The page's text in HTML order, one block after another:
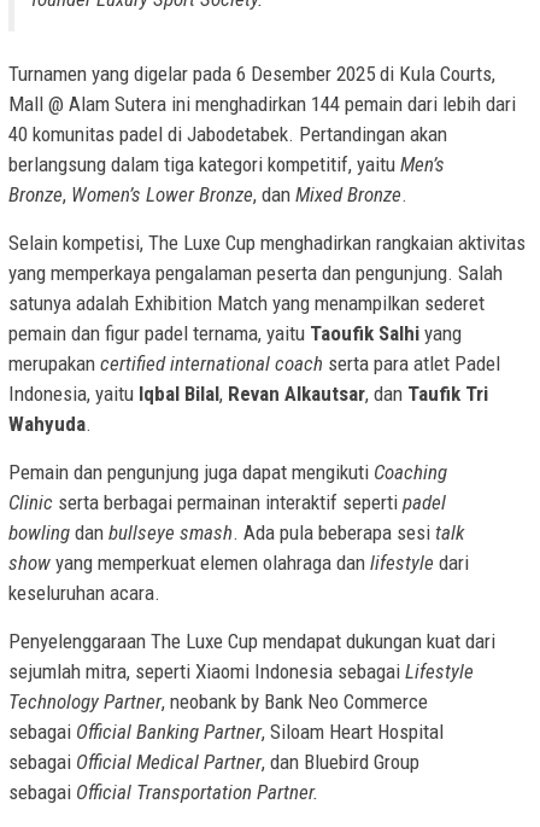
Turnamen yang digelar pada 6 Desember 2025 di Kula Courts,
Mall @ Alam Sutera ini menghadirkan 144 pemain dari lebih dari
40 komunitas padel di Jabodetabek. Pertandingan akan
berlangsung dalam tiga kategori kompetitif, yaitu Men’s
Bronze, Women’s Lower Bronze, dan Mixed Bronze.
Selain kompetisi, The Luxe Cup menghadirkan rangkaian aktivitas
yang memperkaya pengalaman peserta dan pengunjung. Salah
satunya adalah Exhibition Match yang menampilkan sederet
pemain dan figur padel ternama, yaitu Taoufik Salhi yang
merupakan certified international coach serta para atlet Padel
Indonesia, yaitu Iqbal Bilal, Revan Alkautsar, dan Taufik Tri
Wahyuda.
Pemain dan pengunjung juga dapat mengikuti Coaching
Clinic serta berbagai permainan interaktif seperti padel
bowling dan bullseye smash. Ada pula beberapa sesi talk
show yang memperkuat elemen olahraga dan lifestyle dari
keseluruhan acara.
Penyelenggaraan The Luxe Cup mendapat dukungan kuat dari
sejumlah mitra, seperti Xiaomi Indonesia sebagai Lifestyle
Technology Partner, neobank by Bank Neo Commerce
sebagai Official Banking Partner, Siloam Heart Hospital
sebagai Official Medical Partner, dan Bluebird Group
sebagai Official Transportation Partner.